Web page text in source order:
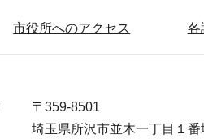
市役所へのアクセス 各
〒359-8501
埼玉県所沢市並木一丁目１番